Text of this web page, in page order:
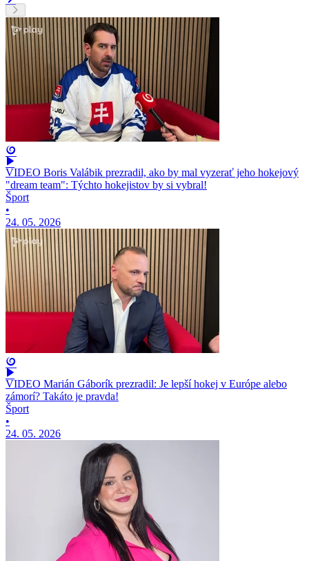
VIDEO Boris Valábik prezradil, ako by mal vyzerať jeho hokejový
"dream team": Týchto hokejistov by si vybral!
Šport
•
24. 05. 2026
VIDEO Marián Gáborík prezradil: Je lepší hokej v Európe alebo
zámorí? Takáto je pravda!
Šport
•
24. 05. 2026